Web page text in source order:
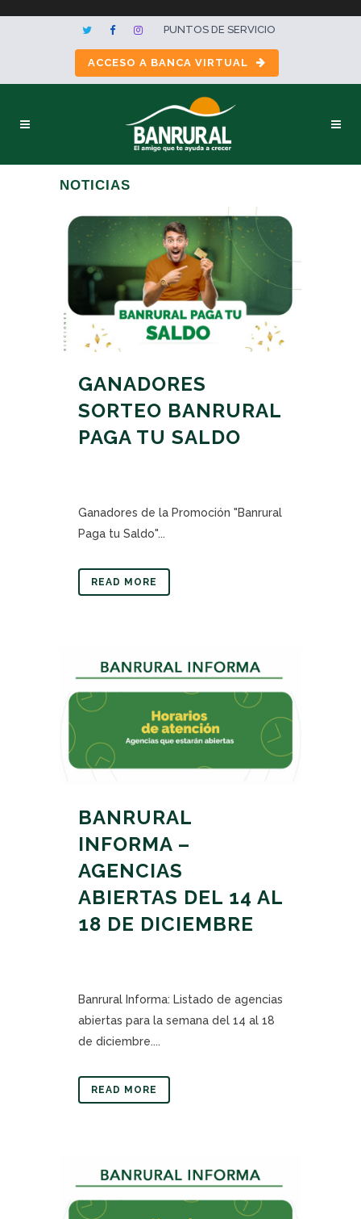
PUNTOS DE SERVICIO
ACCESO A BANCA VIRTUAL
NOTICIAS
GANADORES
SORTEO BANRURAL
PAGA TU SALDO
Ganadores de la Promoción "Banrural
Paga tu Saldo"...
READ MORE
BANRURAL
INFORMA –
AGENCIAS
ABIERTAS DEL 14 AL
18 DE DICIEMBRE
Banrural Informa: Listado de agencias
abiertas para la semana del 14 al 18
de diciembre....
READ MORE